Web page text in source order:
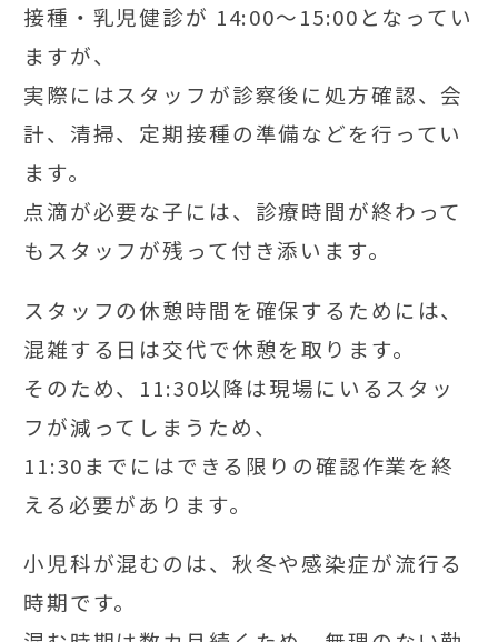
接種・乳児健診が 14:00～15:00となってい
ますが、
実際にはスタッフが診察後に処方確認、会
計、清掃、定期接種の準備などを行ってい
ます。
点滴が必要な子には、診療時間が終わって
もスタッフが残って付き添います。
スタッフの休憩時間を確保するためには、
混雑する日は交代で休憩を取ります。
そのため、11:30以降は現場にいるスタッ
フが減ってしまうため、
11:30までにはできる限りの確認作業を終
える必要があります。
小児科が混むのは、秋冬や感染症が流行る
時期です。